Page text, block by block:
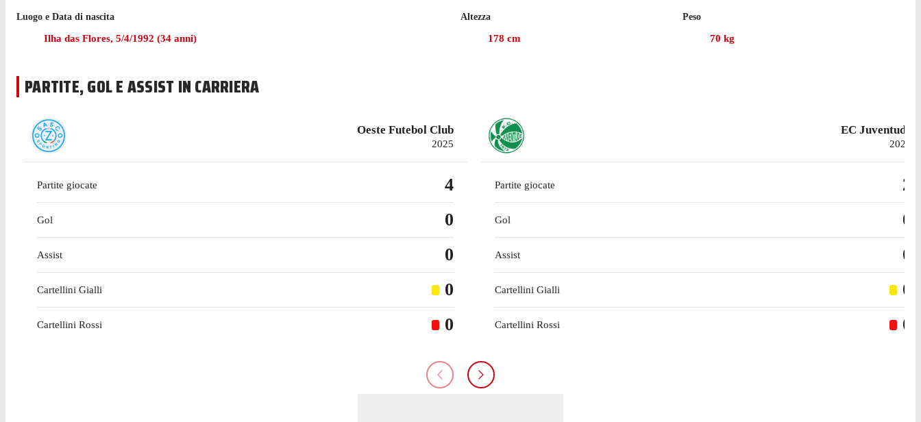
Luogo e Data di nascita
Ilha das Flores, 5/4/1992 (34 anni)
Altezza
178 cm
Peso
70 kg
PARTITE, GOL E ASSIST IN CARRIERA
Oeste Futebol Club
2025
Partite giocate 4
Gol 0
Assist 0
Cartellini Gialli 0
Cartellini Rossi 0
EC Juventude
2023
Partite giocate 2
Gol 0
Assist 0
Cartellini Gialli 0
Cartellini Rossi 0